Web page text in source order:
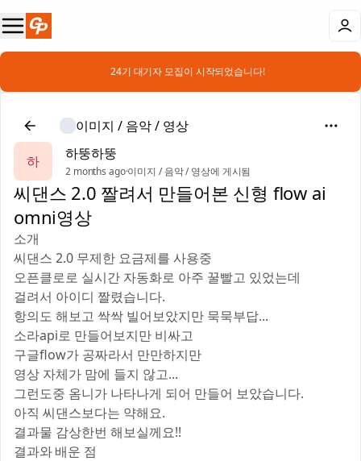
📣 24기 대기자 모집이 시작되었습니다!
이미지 / 음악 / 영상
하
하뚱하뚱
2 months ago·이미지 / 음악 / 영상에 게시됨
씨댄스 2.0 짤려서 만들어본 신형 flow ai
omni영상
소개
씨댄스 2.0 무제한 요금제를 사용중
오픈클로로 실시간 자동화로 아주 꿀빨고 있었는데
걸려서 아이디 짤렸습니다.
항의도 해보고 싹싹 빌어보았지만 묵묵부답...
소라api로 만들어보지만 비싸고
구글flow가 공짜라서 만만하지만
영상 자체가 맘에 들지 않고...
그런도중 옴니가 나타나게 되어 만들어 보았습니다.
아직 씨댄스보다는 약해요.
결과물 감상한번 해보실께요!!
결과와 배운 점